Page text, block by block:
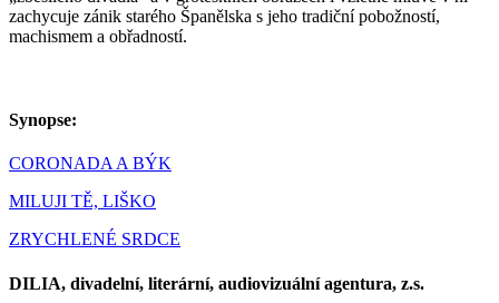
zachycuje zánik starého Španělska s jeho tradiční pobožností,
machismem a obřadností.
Synopse:
CORONADA A BÝK
MILUJI TĚ, LIŠKO
ZRYCHLENÉ SRDCE
DILIA, divadelní, literární, audiovizuální agentura, z.s.